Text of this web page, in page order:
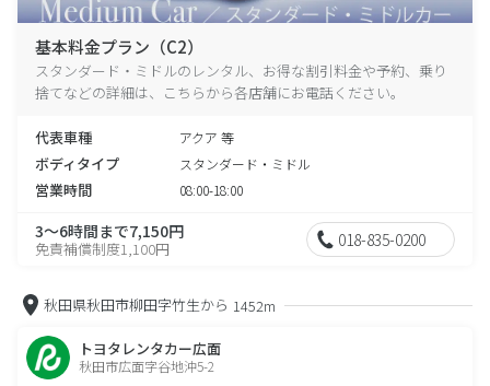
基本料金プラン（C2）
スタンダード・ミドルのレンタル、お得な割引料金や予約、乗り
捨てなどの詳細は、こちらから各店舗にお電話ください。
代表車種 アクア 等
ボディタイプ スタンダード・ミドル
営業時間 08:00-18:00
3～6時間まで7,150円
免責補償制度1,100円 018-835-0200
秋田県秋田市柳田字竹生から 1452m
トヨタレンタカー広面
秋田市広面字谷地沖5-2